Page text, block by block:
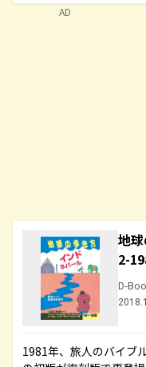
地
2-
D-
1981年、旅人のバイブ
AD